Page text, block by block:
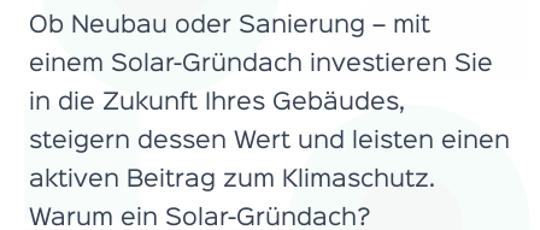
Ob Neubau oder Sanierung – mit
einem Solar-Gründach investieren Sie
in die Zukunft Ihres Gebäudes,
steigern dessen Wert und leisten einen
aktiven Beitrag zum Klimaschutz.
Warum ein Solar-Gründach?